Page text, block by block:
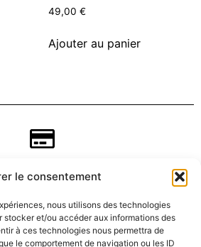
le consentement
nous utilisons des technologies
stocker et/ou accéder aux informations des
à ces technologies nous permettra de
le comportement de navigation ou les ID
49,00 €
Ajouter au panier